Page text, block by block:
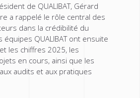
de QUALIBAT, Gérard
a rappelé le rôle central des
dans la crédibilité du
équipes QUALIBAT ont ensuite
les chiffres 2025, les
en cours, ainsi que les
audits et aux pratiques